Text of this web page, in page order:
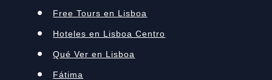
Free Tours en Lisboa
Hoteles en Lisboa Centro
Qué Ver en Lisboa
Fátima